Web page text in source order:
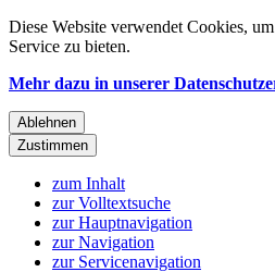
Diese Website verwendet Cookies,
Service zu bieten.
Mehr dazu in unserer
Ablehnen
Zustimmen
zum Inhalt
zur Volltextsuche
zur Hauptnavigation
zur Navigation
zur Servicenavigation